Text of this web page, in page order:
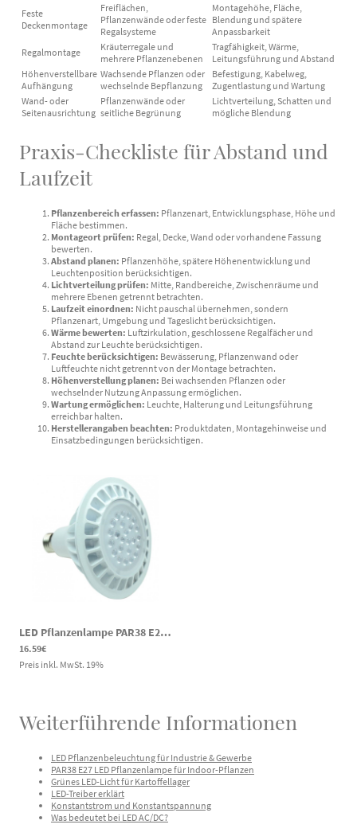
Feste
Deckenmontage
Freiflächen,
Pflanzenwände oder feste
Regalsysteme
Montagehöhe, Fläche,
Blendung und spätere
Anpassbarkeit
Regalmontage
Kräuterregale und
mehrere Pflanzenebenen
Tragfähigkeit, Wärme,
Leitungsführung und Abstand
Höhenverstellbare
Aufhängung
Wachsende Pflanzen oder
wechselnde Bepflanzung
Befestigung, Kabelweg,
Zugentlastung und Wartung
Wand- oder
Seitenausrichtung
Pflanzenwände oder
seitliche Begrünung
Lichtverteilung, Schatten und
mögliche Blendung
Praxis-Checkliste für Abstand und
Laufzeit
Pflanzenbereich erfassen: Pflanzenart, Entwicklungsphase, Höhe und
Fläche bestimmen.
Montageort prüfen: Regal, Decke, Wand oder vorhandene Fassung
bewerten.
Abstand planen: Pflanzenhöhe, spätere Höhenentwicklung und
Leuchtenposition berücksichtigen.
Lichtverteilung prüfen: Mitte, Randbereiche, Zwischenräume und
mehrere Ebenen getrennt betrachten.
Laufzeit einordnen: Nicht pauschal übernehmen, sondern
Pflanzenart, Umgebung und Tageslicht berücksichtigen.
Wärme bewerten: Luftzirkulation, geschlossene Regalfächer und
Abstand zur Leuchte berücksichtigen.
Feuchte berücksichtigen: Bewässerung, Pflanzenwand oder
Luftfeuchte nicht getrennt von der Montage betrachten.
Höhenverstellung planen: Bei wachsenden Pflanzen oder
wechselnder Nutzung Anpassung ermöglichen.
Wartung ermöglichen: Leuchte, Halterung und Leitungsführung
erreichbar halten.
Herstellerangaben beachten: Produktdaten, Montagehinweise und
Einsatzbedingungen berücksichtigen.
LED Pflanzenlampe PAR38 E27 30° 12,5W 100-240 V
16.59€
Preis inkl. MwSt. 19%
Weiterführende Informationen
LED Pflanzenbeleuchtung für Industrie & Gewerbe
PAR38 E27 LED Pflanzenlampe für Indoor-Pflanzen
Grünes LED-Licht für Kartoffellager
LED-Treiber erklärt
Konstantstrom und Konstantspannung
Was bedeutet bei LED AC/DC?